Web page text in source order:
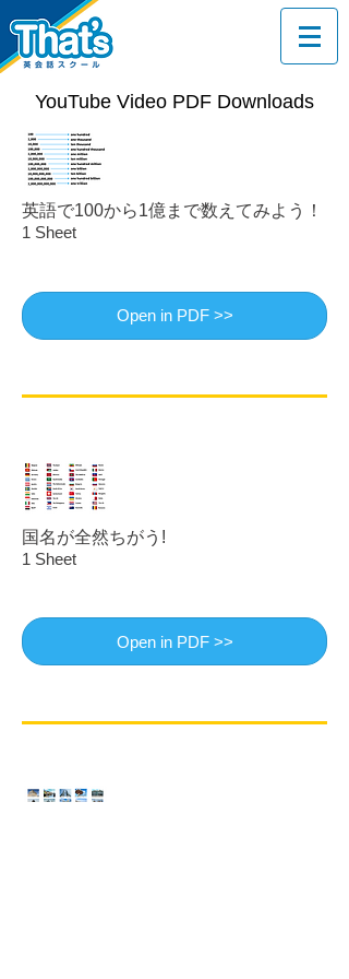
YouTube Video PDF Downloads
英語で100から1億まで数えてみよう！
1 Sheet
Open in PDF >>
国名が全然ちがう!
1 Sheet
Open in PDF >>